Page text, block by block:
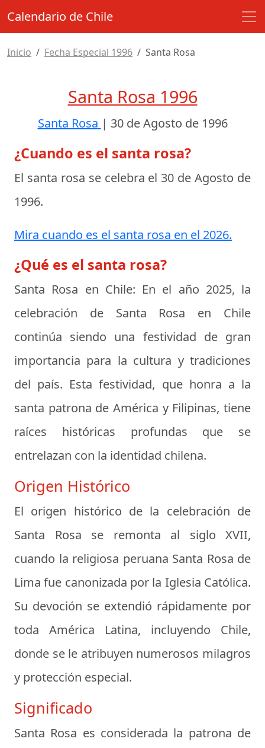
Calendario de Chile
Inicio Fecha Especial 1996 Santa Rosa
Santa Rosa 1996
Santa Rosa | 30 de Agosto de 1996
¿Cuando es el santa rosa?
El santa rosa se celebra el 30 de Agosto de
1996.
Mira cuando es el santa rosa en el 2026.
¿Qué es el santa rosa?
Santa Rosa en Chile: En el año 2025, la
celebración de Santa Rosa en Chile
continúa siendo una festividad de gran
importancia para la cultura y tradiciones
del país. Esta festividad, que honra a la
santa patrona de América y Filipinas, tiene
raíces históricas profundas que se
entrelazan con la identidad chilena.
Origen Histórico
El origen histórico de la celebración de
Santa Rosa se remonta al siglo XVII,
cuando la religiosa peruana Santa Rosa de
Lima fue canonizada por la Iglesia Católica.
Su devoción se extendió rápidamente por
toda América Latina, incluyendo Chile,
donde se le atribuyen numerosos milagros
y protección especial.
Significado
Santa Rosa es considerada la patrona de